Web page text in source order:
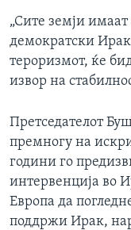
„Сите земји
демократски
тероризмот, ќе
извор на
Претседателот
премногу на
години го
интервенција во
Европа да
поддржи Ирак,